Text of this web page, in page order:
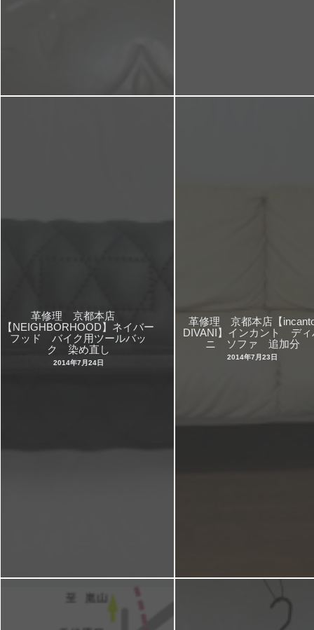
革修理 京都本店
【NEIGHBORHOOD】ネイバー
フッド バイク用ツールバッ
ク 染め直し
2014年7月24日
革修理 京都本店【
DIVANI】インカント ディ
ニ ソファ 追加分
2014年7月23日